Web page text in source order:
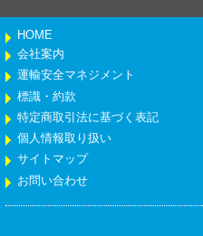
HOME
会社案内
運輸安全マネジメント
標識・約款
特定商取引法に基づく表記
個人情報取り扱い
サイトマップ
お問い合わせ